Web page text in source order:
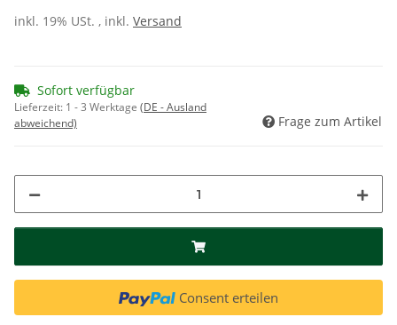
inkl. 19% USt. , inkl. Versand
Sofort verfügbar
Lieferzeit: 1 - 3 Werktage (DE - Ausland
abweichend)
Frage zum Artikel
Consent erteilen